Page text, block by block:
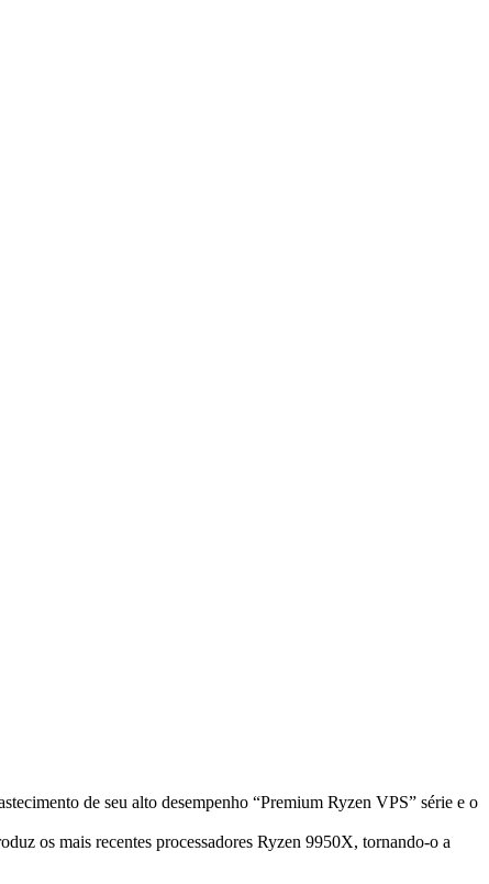
de seu alto desempenho “Premium Ryzen VPS” série e o
os mais recentes processadores Ryzen 9950X, tornando-o a